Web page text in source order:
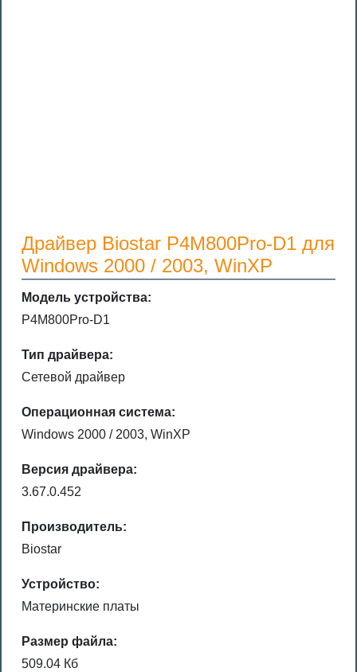
Драйвер Biostar P4M800Pro-D1 для
Windows 2000 / 2003, WinXP
Модель устройства:
P4M800Pro-D1
Тип драйвера:
Сетевой драйвер
Операционная система:
Windows 2000 / 2003, WinXP
Версия драйвера:
3.67.0.452
Производитель:
Biostar
Устройство:
Материнские платы
Размер файла:
509.04 Кб